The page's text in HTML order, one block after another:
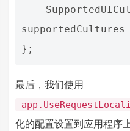
supportedCultures
};
最后，我们使用
化的配置设置到应用程序